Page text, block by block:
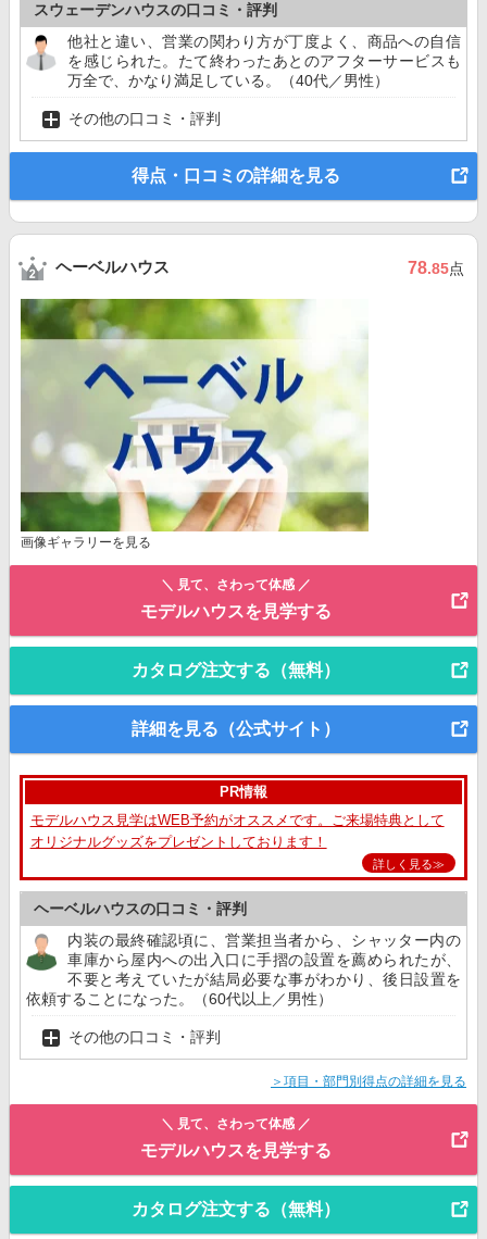
スウェーデンハウスの口コミ・評判
他社と違い、営業の関わり方が丁度よく、商品への自信
を感じられた。たて終わったあとのアフターサービスも
万全で、かなり満足している。（40代／男性）
その他の口コミ・評判
得点・口コミの詳細を見る
ヘーベルハウス 78.85点
画像ギャラリーを見る
＼ 見て、さわって体感 ／
モデルハウスを見学する
カタログ注文する（無料）
詳細を見る（公式サイト）
PR情報
モデルハウス見学はWEB予約がオススメです。ご来場特典として
オリジナルグッズをプレゼントしております！
詳しく見る≫
ヘーベルハウスの口コミ・評判
内装の最終確認頃に、営業担当者から、シャッター内の
車庫から屋内への出入口に手摺の設置を薦められたが、
不要と考えていたが結局必要な事がわかり、後日設置を
依頼することになった。（60代以上／男性）
その他の口コミ・評判
＞項目・部門別得点の詳細を見る
＼ 見て、さわって体感 ／
モデルハウスを見学する
カタログ注文する（無料）